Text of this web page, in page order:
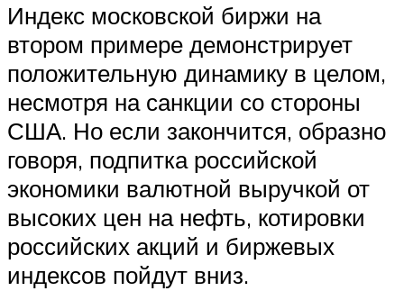
Индекс московской биржи на
втором примере демонстрирует
положительную динамику в целом,
несмотря на санкции со стороны
США. Но если закончится, образно
говоря, подпитка российской
экономики валютной выручкой от
высоких цен на нефть, котировки
российских акций и биржевых
индексов пойдут вниз.